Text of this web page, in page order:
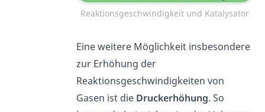
Reaktionsgeschwindigkeit und Katalysator
Eine weitere Möglichkeit insbesondere
zur Erhöhung der
Reaktionsgeschwindigkeiten von
Gasen ist die Druckerhöhung. So